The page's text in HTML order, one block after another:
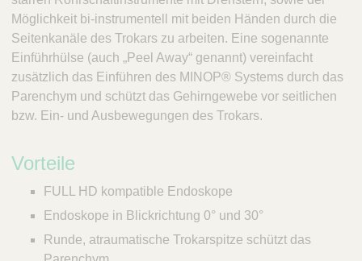
Möglichkeit bi-instrumentell mit beiden Händen durch die
Seitenkanäle des Trokars zu arbeiten. Eine sogenannte
Einführhülse (auch „Peel Away“ genannt) vereinfacht
zusätzlich das Einführen des MINOP® Systems durch das
Parenchym und schützt das Gehirngewebe vor seitlichen
bzw. Ein- und Ausbewegungen des Trokars.
Vorteile
FULL HD kompatible Endoskope
Endoskope in Blickrichtung 0° und 30°
Runde, atraumatische Trokarspitze schützt das